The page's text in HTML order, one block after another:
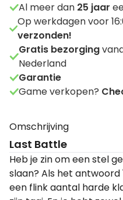
Al meer dan 25 jaar
Op werkdagen voor
verzonden!
Gratis bezorging
Nederland
Garantie
Game verkopen?
Omschrijving
Last Battle
Heb je zin om een stel
slaan? Als het antwoord
een flink aantal harde